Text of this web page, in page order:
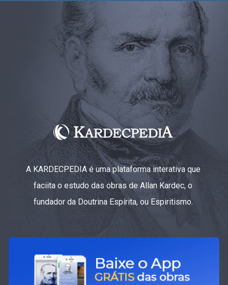
A KARDECPEDIA é uma plataforma interativa que
faciita o estudo das obras de Allan Kardec, o
fundador da Doutrina Espírita, ou Espiritismo.